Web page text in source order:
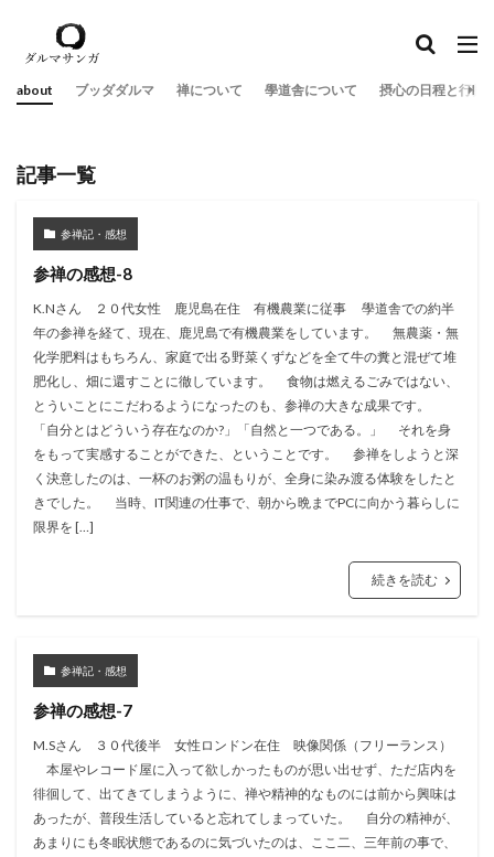
about ブッダダルマ 禅について 學道舎について 摂心の日程と行持
記事一覧
参禅記・感想
参禅の感想-8
K.Nさん ２０代女性 鹿児島在住 有機農業に従事 學道舎での約半
年の参禅を経て、現在、鹿児島で有機農業をしています。 無農薬・無
化学肥料はもちろん、家庭で出る野菜くずなどを全て牛の糞と混ぜて堆
肥化し、畑に還すことに徹しています。 食物は燃えるごみではない、
とういことにこだわるようになったのも、参禅の大きな成果です。
「自分とはどういう存在なのか?」「自然と一つである。」 それを身
をもって実感することができた、ということです。 参禅をしようと深
く決意したのは、一杯のお粥の温もりが、全身に染み渡る体験をしたと
きでした。 当時、IT関連の仕事で、朝から晩までPCに向かう暮らしに
限界を […]
続きを読む
参禅記・感想
参禅の感想-7
M.Sさん ３０代後半 女性ロンドン在住 映像関係（フリーランス）
本屋やレコード屋に入って欲しかったものが思い出せず、ただ店内を
徘徊して、出てきてしまうように、禅や精神的なものには前から興味は
あったが、普段生活していると忘れてしまっていた。 自分の精神が、
あまりにも冬眠状態であるのに気づいたのは、ここ二、三年前の事で、